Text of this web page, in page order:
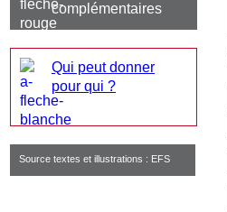
complémentaires
Qui peut donner
pour qui ?
Source textes et illustrations : EFS